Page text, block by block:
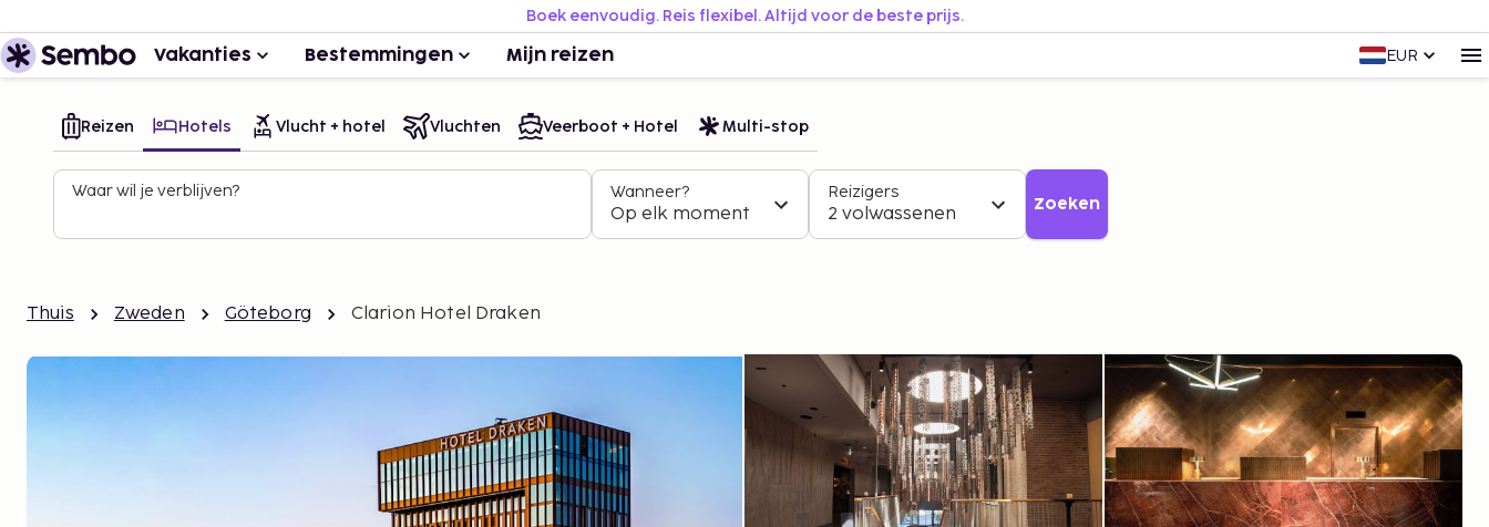
Boek eenvoudig. Reis flexibel. Altijd voor de beste prijs.
Vakanties Bestemmingen Mijn reizen EUR
Reizen Hotels Vlucht + hotel Vluchten Veerboot + Hotel Multi-stop
Waar wil je verblijven? Wanneer?
Op elk moment
Reizigers
2 volwassenen Zoeken
Thuis Zweden Göteborg Clarion Hotel Draken